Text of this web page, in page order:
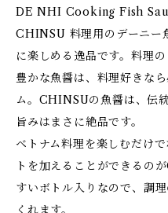
DE NHI Cooking Fish
CHINSU 料理用のデーニー
に楽しめる逸品です。料理
豊かな魚醤は、料理好きな
ム。CHINSUの魚醤は、伝
旨みはまさに絶品です。
ベトナム料理を楽しむだけ
トを加えることができるの
すいボトル入りなので、調
くれます。